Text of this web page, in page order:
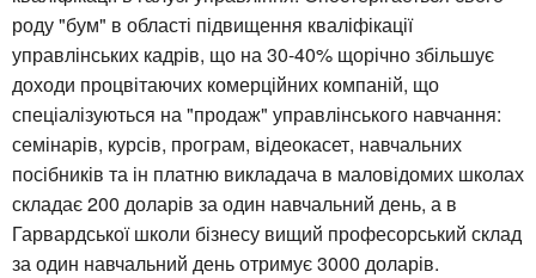
роду "бум" в області підвищення кваліфікації
управлінських кадрів, що на 30-40% щорічно збільшує
доходи процвітаючих комерційних компаній, що
спеціалізуються на "продаж" управлінського навчання:
семінарів, курсів, програм, відеокасет, навчальних
посібників та ін платню викладача в маловідомих школах
складає 200 доларів за один навчальний день, а в
Гарвардської школи бізнесу вищий професорський склад
за один навчальний день отримує 3000 доларів.